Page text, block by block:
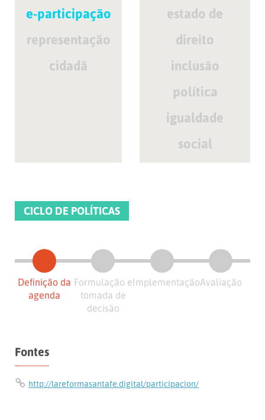
e-participação
representação
cidadã
estado de
direito
inclusão
política
igualdade
social
CICLO DE POLÍTICAS
Definição da
agenda
Formulação e
tomada de
decisão
ImplementaçãoAvaliação
Fontes
http://lareformasantafe.digital/participacion/